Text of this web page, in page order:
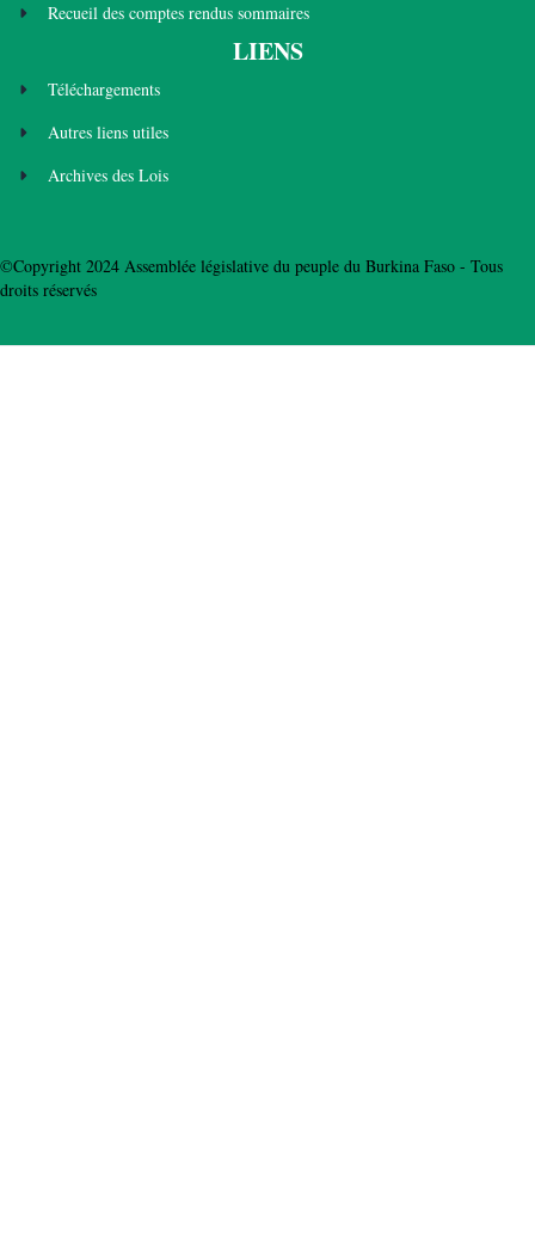
Recueil des comptes rendus sommaires
LIENS
Téléchargements
Autres liens utiles
Archives des Lois
©Copyright 2024 Assemblée législative du peuple du Burkina Faso - Tous
droits réservés